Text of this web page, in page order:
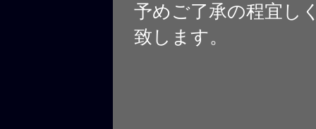
予めご了承の程宜し
致します。